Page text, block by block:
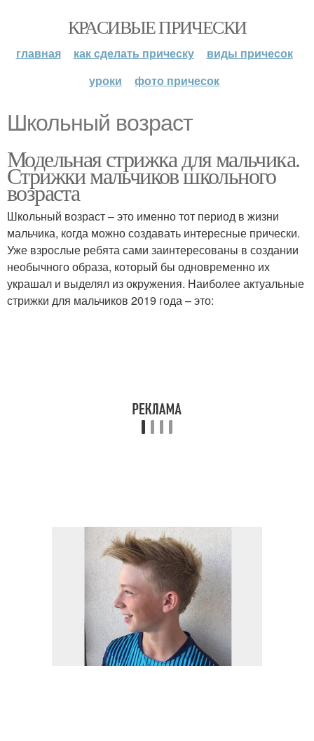
КРАСИВЫЕ ПРИЧЕСКИ
главная как сделать прическу
виды причесок
уроки
фото причесок
Школьный возраст
Модельная стрижка для мальчика.
Стрижки мальчиков школьного
возраста
Школьный возраст – это именно тот период в жизни
мальчика, когда можно создавать интересные прически.
Уже взрослые ребята сами заинтересованы в создании
необычного образа, который бы одновременно их
украшал и выделял из окружения. Наиболее актуальные
стрижки для мальчиков 2019 года – это: